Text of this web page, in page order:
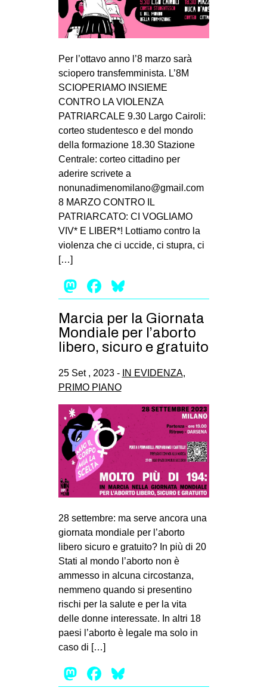
Per l’ottavo anno l’8 marzo sarà
sciopero transfemminista. L’8M
SCIOPERIAMO INSIEME
CONTRO LA VIOLENZA
PATRIARCALE 9.30 Largo Cairoli:
corteo studentesco e del mondo
della formazione 18.30 Stazione
Centrale: corteo cittadino per
aderire scrivete a
nonunadimenomilano@gmail.com
8 MARZO CONTRO IL
PATRIARCATO: CI VOGLIAMO
VIV* E LIBER*! Lottiamo contro la
violenza che ci uccide, ci stupra, ci
[…]
Mastodon
Facebook
Marcia per la Giornata
Mondiale per l’aborto
libero, sicuro e gratuito
25 Set , 2023 - IN EVIDENZA,
PRIMO PIANO
28 settembre: ma serve ancora una
giornata mondiale per l’aborto
libero sicuro e gratuito? In più di 20
Stati al mondo l’aborto non è
ammesso in alcuna circostanza,
nemmeno quando si presentino
rischi per la salute e per la vita
delle donne interessate. In altri 18
paesi l’aborto è legale ma solo in
caso di […]
Mastodon
Facebook